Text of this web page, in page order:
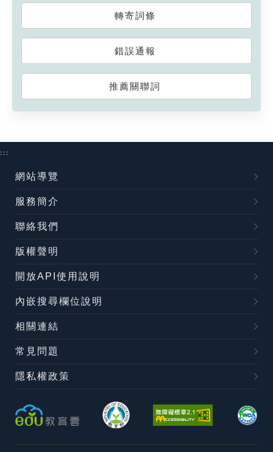
轉寄詞條
錯誤通報
推薦關聯詞
:::
網站導覽
服務簡介
聯絡我們
版權聲明
開放API使用說明
內嵌搜尋欄位說明
相關連結
常見問題
隱私權政策